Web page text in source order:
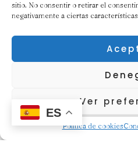
sitio. No consentir o retirar el
negativamente a ciertas
Ver
Política de cookies
ES